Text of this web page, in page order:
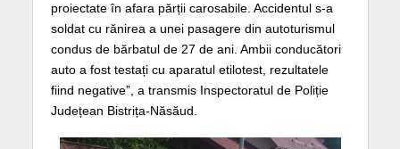
proiectate în afara părții carosabile. Accidentul s-a
soldat cu rănirea a unei pasagere din autoturismul
condus de bărbatul de 27 de ani. Ambii conducători
auto a fost testați cu aparatul etilotest, rezultatele
fiind negative”, a transmis Inspectoratul de Poliție
Județean Bistrița-Năsăud.